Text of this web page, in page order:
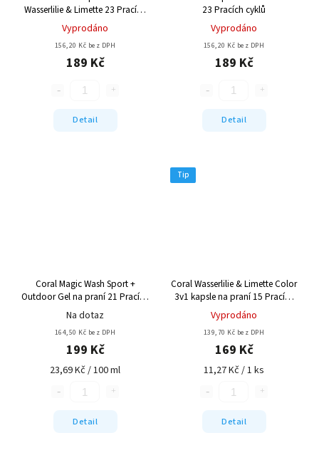
Wasserlilie & Limette 23 Pracích
cyklů
Vyprodáno
156,20 Kč bez DPH
189 Kč
Detail
23 Pracích cyklů
Vyprodáno
156,20 Kč bez DPH
189 Kč
Detail
Coral Magic Wash Sport +
Outdoor Gel na praní 21 Pracích
cyklů
Na dotaz
164,50 Kč bez DPH
199 Kč
23,69 Kč / 100 ml
Detail
Tip
Coral Wasserlilie & Limette Color
3v1 kapsle na praní 15 Pracích
cyklů
Vyprodáno
139,70 Kč bez DPH
169 Kč
11,27 Kč / 1 ks
Detail